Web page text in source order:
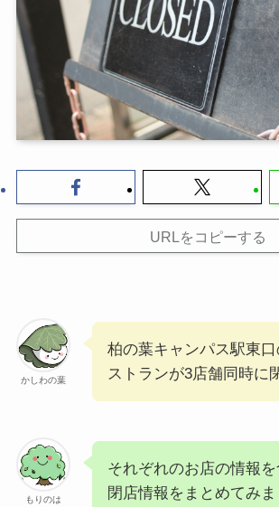
URLをコピーする
かしわの葉
柏の葉キャンパス駅東
ストランが3店舗同時に
もりのは
それぞれのお店の情報を
閉店情報をまとめてみま